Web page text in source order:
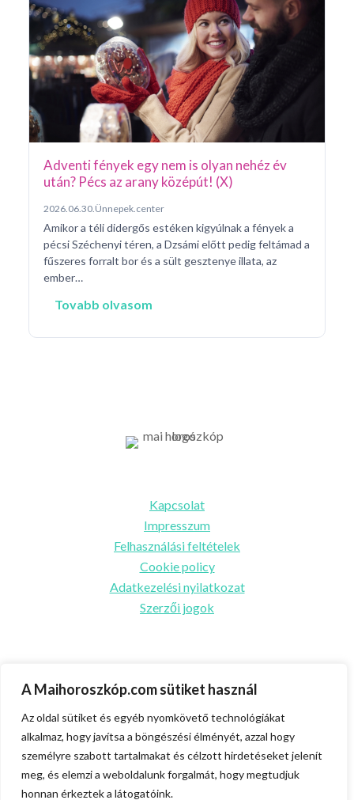
A Maihoroszkóp.com sütiket használ
Az oldal sütiket és egyéb nyomkövető technológiákat
alkalmaz, hogy javítsa a böngészési élményét, azzal hogy
személyre szabott tartalmakat és célzott hirdetéseket jelenít
meg, és elemzi a weboldalunk forgalmát, hogy megtudjuk
honnan érkeztek a látogatóink.
Adventi fények egy nem is olyan nehéz év
után? Pécs az arany középút! (X)
2026.06.30. Ünnepek.center
Amikor a téli didergős estéken kigyúlnak a fények a
pécsi Széchenyi téren, a Dzsámi előtt pedig feltámad a
fűszeres forralt bor és a sült gesztenye illata, az
ember…
Tovabb olvasom
Kapcsolat
Impresszum
Felhasználási feltételek
Cookie policy
Adatkezelési nyilatkozat
Szerzői jogok
Ünnepek.center
Biztosításszakértő.com
Egészségmagazin.com
Hitelszakértő.com
FacebookMessenger
X GmailSkype